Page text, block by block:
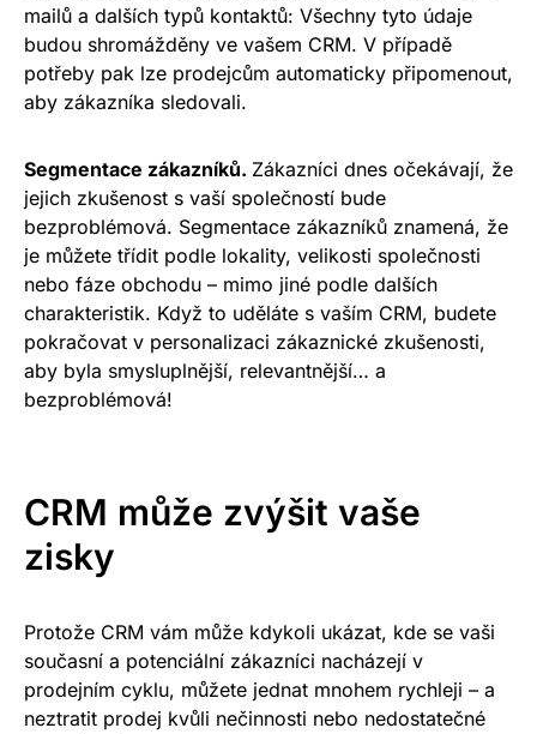
mailů a dalších typů kontaktů: Všechny tyto údaje
budou shromážděny ve vašem CRM. V případě
potřeby pak lze prodejcům automaticky připomenout,
aby zákazníka sledovali.
Segmentace zákazníků. Zákazníci dnes očekávají, že
jejich zkušenost s vaší společností bude
bezproblémová. Segmentace zákazníků znamená, že
je můžete třídit podle lokality, velikosti společnosti
nebo fáze obchodu – mimo jiné podle dalších
charakteristik. Když to uděláte s vaším CRM, budete
pokračovat v personalizaci zákaznické zkušenosti,
aby byla smysluplnější, relevantnější… a
bezproblémová!
CRM může zvýšit vaše
zisky
Protože CRM vám může kdykoli ukázat, kde se vaši
současní a potenciální zákazníci nacházejí v
prodejním cyklu, můžete jednat mnohem rychleji – a
neztratit prodej kvůli nečinnosti nebo nedostatečné